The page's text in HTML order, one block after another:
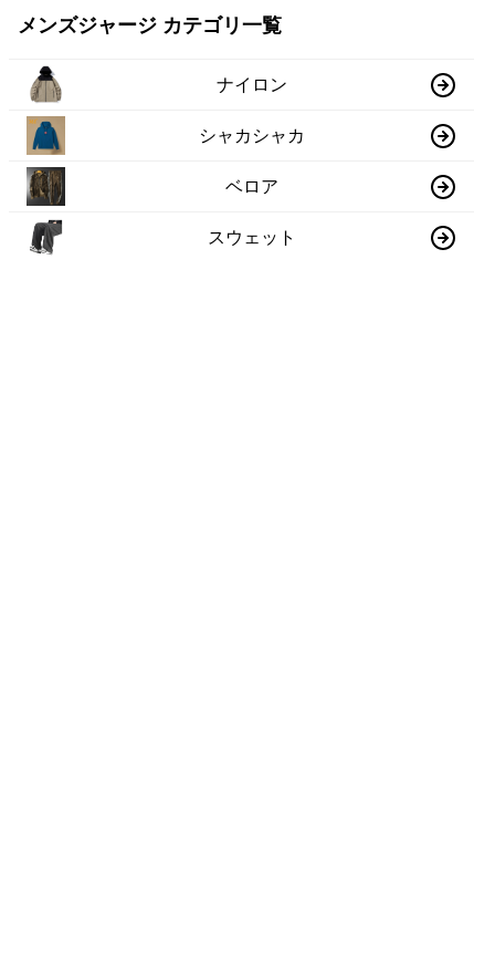
メンズジャージ カテゴリ一覧
ナイロン
シャカシャカ
ベロア
スウェット